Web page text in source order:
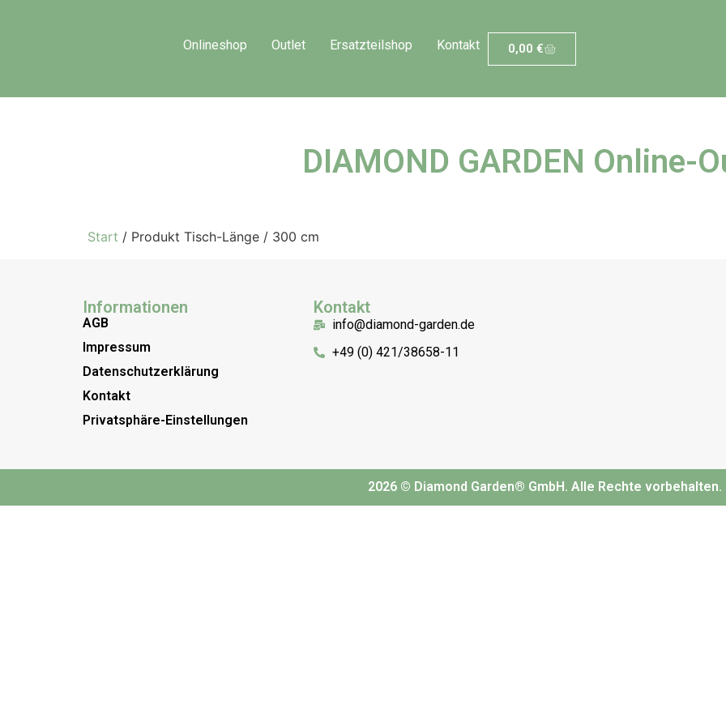
Onlineshop Outlet Ersatzteilshop Kontakt 0,00 €
DIAMOND GARDEN Online-
Start / Produkt Tisch-Länge / 300 cm
Informationen
AGB
Impressum
Datenschutzerklärung
Kontakt
Privatsphäre-Einstellungen
Kontakt
info@diamond-garden.de
+49 (0) 421/38658-11
2026 © Diamond Garden® GmbH. Alle Rechte vorbehalten.